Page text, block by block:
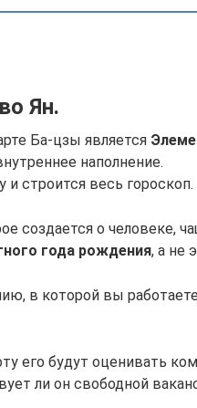
Ян.
Ба-цзы является
наполнение.
и строится весь гороскоп.
создается о человеке,
года рождения, а не
в которой вы
его будут оценивать
ли он свободной